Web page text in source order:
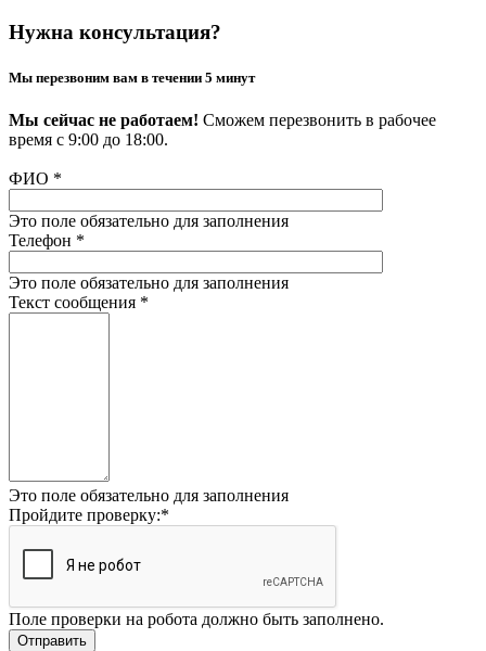
Нужна консультация?
Мы перезвоним вам в течении 5 минут
Мы сейчас не работаем! Сможем перезвонить в рабочее
время с 9:00 до 18:00.
ФИО *
Это поле обязательно для заполнения
Телефон *
Это поле обязательно для заполнения
Текст сообщения *
Это поле обязательно для заполнения
Пройдите проверку:*
Поле проверки на робота должно быть заполнено.